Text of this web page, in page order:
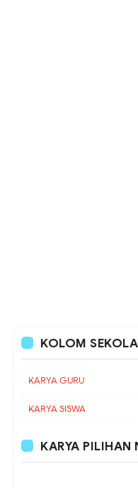
KOLOM
KARYA GURU
KARYA SISWA
KARYA PILIHAN